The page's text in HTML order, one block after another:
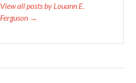
View all posts by Louann E.
Ferguson →